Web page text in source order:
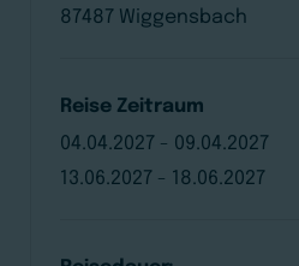
87487 Wiggensbach
Reise Zeitraum
04.04.2027 - 09.04.2027
13.06.2027 - 18.06.2027